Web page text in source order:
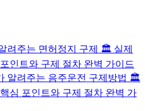
려주는 면허정지 구제 🏛️ 실제
인트와 구제 절차 완벽 가이드
알려주는 음주운전 구제방법 🏛️
심 포인트와 구제 절차 완벽 가